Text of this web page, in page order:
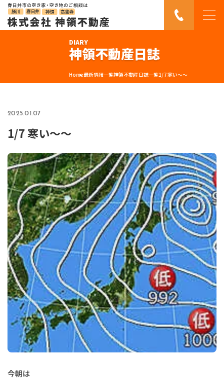
DIARY
神領不動産日誌
Home最新情報一覧神領不動産日誌一覧1/7 寒い〜〜
2025.01.07
1/7 寒い〜〜
今朝は